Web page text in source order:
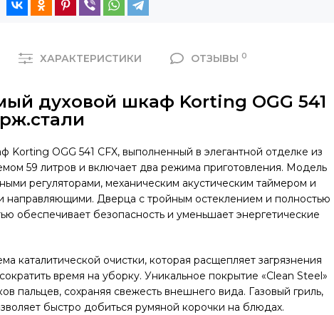
ХАРАКТЕРИСТИКИ ОТЗЫВЫ 0
духовой шкаф Korting OGG 541
Korting OGG 541 CFX, выполненный в элегантной отделке из
59 литров и включает два режима приготовления. Модель
регуляторами, механическим акустическим таймером и
направляющими. Дверца с тройным остеклением и полностью
обеспечивает безопасность и уменьшает энергетические
каталитической очистки, которая расщепляет загрязнения
время на уборку. Уникальное покрытие «Clean Steel»
пальцев, сохраняя свежесть внешнего вида. Газовый гриль,
быстро добиться румяной корочки на блюдах.